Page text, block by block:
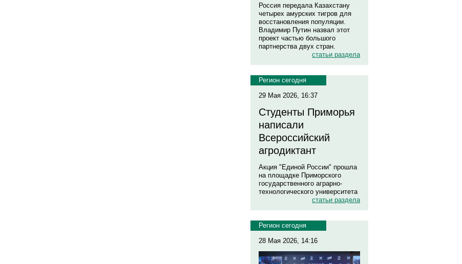
Россия передала Казахстану
четырех амурских тигров для
восстановления популяции.
Владимир Путин назвал этот
проект частью большого
партнерства двух стран.
статьи раздела
Регион сегодня
29 Мая 2026, 16:37
Студенты Приморья
написали
Всероссийский
агродиктант
Акция "Единой России" прошла
на площадке Приморского
государственного аграрно-
технологического университета
статьи раздела
Регион сегодня
28 Мая 2026, 14:16